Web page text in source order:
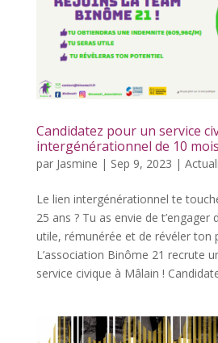
Candidatez pour un service
intergénérationnel de 10 mois
par Jasmine | Sep 9, 2023 |
Le lien intergénérationnel te
25 ans ? Tu as envie de t’engager
utile, rémunérée et de révéler ton
L’association Binôme 21 recrute
service civique à Mâlain !